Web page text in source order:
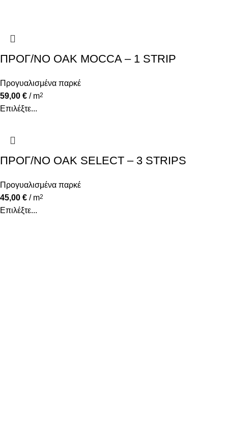
ΠΡΟΓ/ΝΟ OAK MOCCA – 1 STRIP
Προγυαλισμένα παρκέ
59,00 € / m2
Επιλέξτε...
ΠΡΟΓ/ΝΟ OAK SELECT – 3 STRIPS
Προγυαλισμένα παρκέ
45,00 € / m2
Επιλέξτε...